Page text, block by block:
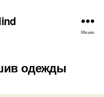
Меню
одежды